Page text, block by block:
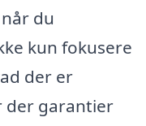
du
kun fokusere
der er
der garantier